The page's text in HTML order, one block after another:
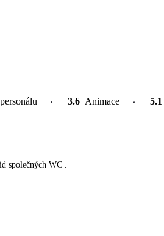
3.6 Animace 5.1
společných WC .